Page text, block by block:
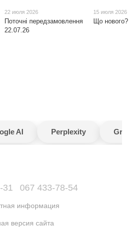
22 июля 2026
Поточні передзамовлення
22.07.26
15 июля 2026
Що
AI Perplexity
31 067 433-78-54
информация
версия сайта